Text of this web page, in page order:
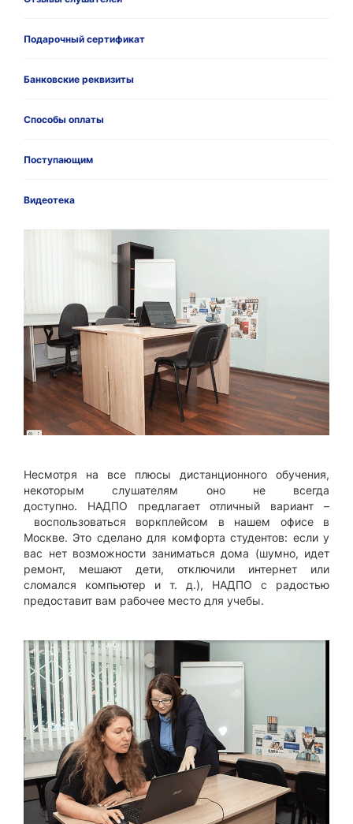
Подарочный сертификат
Банковские реквизиты
Способы оплаты
Поступающим
Видеотека
Несмотря на все плюсы дистанционного обучения,
некоторым слушателям оно не всегда
доступно. НАДПО предлагает отличный вариант –
воспользоваться воркплейсом в нашем офисе в
Москве. Это сделано для комфорта студентов: если у
вас нет возможности заниматься дома (шумно, идет
ремонт, мешают дети, отключили интернет или
сломался компьютер и т. д.), НАДПО с радостью
предоставит вам рабочее место для учебы.